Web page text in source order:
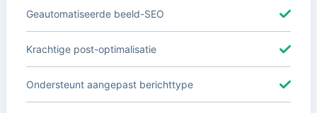
Geautomatiseerde beeld-SEO
Krachtige post-optimalisatie
Ondersteunt aangepast berichttype